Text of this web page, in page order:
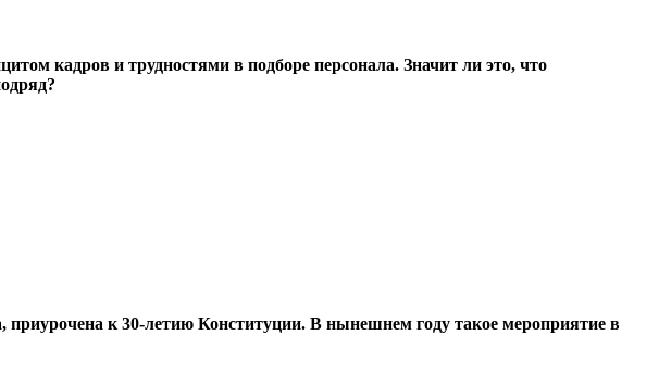
кадров и трудностями в подборе персонала. Значит ли это, что
к 30-летию Конституции. В нынешнем году такое мероприятие в